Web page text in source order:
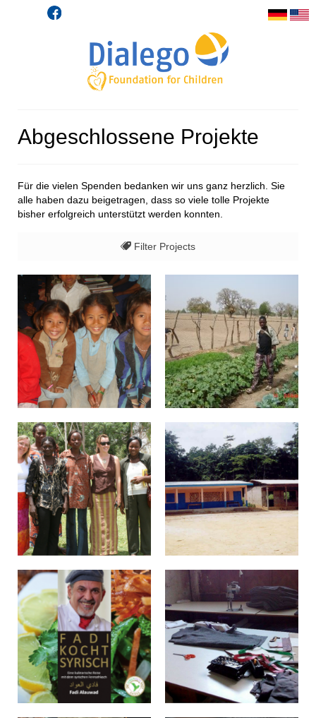
Abgeschlossene Projekte
Für die vielen Spenden bedanken wir uns ganz herzlich. Sie
alle haben dazu beigetragen, dass so viele tolle Projekte
bisher erfolgreich unterstützt werden konnten.
Filter Projects